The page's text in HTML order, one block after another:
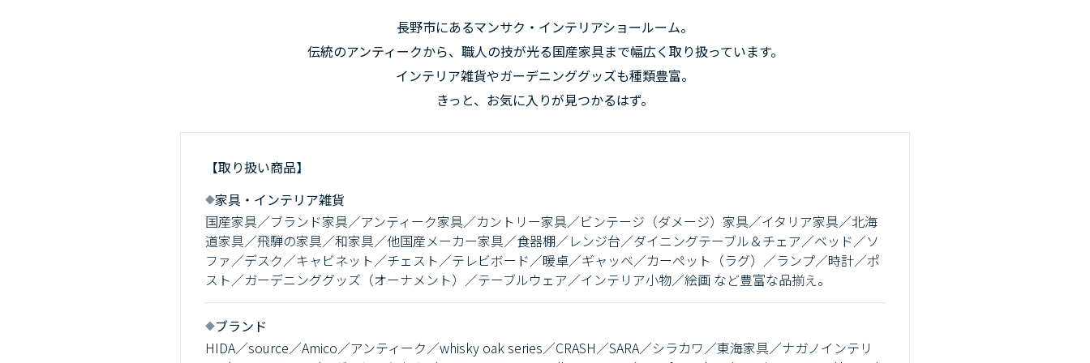
長野市にあるマンサク・インテリアショールーム。
伝統のアンティークから、職人の技が光る国産家具まで幅広く取り扱っています。
インテリア雑貨やガーデニンググッズも種類豊富。
きっと、お気に入りが見つかるはず。
【取り扱い商品】
家具・インテリア雑貨
国産家具／ブランド家具／アンティーク家具／カントリー家具／ビンテージ（ダメージ）家具／イタリア家具／北海
道家具／飛騨の家具／和家具／他国産メーカー家具／食器棚／レンジ台／ダイニングテーブル＆チェア／ベッド／ソ
ファ／デスク／キャビネット／チェスト／テレビボード／暖卓／ギャッベ／カーペット（ラグ）／ランプ／時計／ポ
スト／ガーデニンググッズ（オーナメント）／テーブルウェア／インテリア小物／絵画 など豊富な品揃え。
ブランド
HIDA／source／Amico／アンティーク／whisky oak series／CRASH／SARA／シラカワ／東海家具／ナガノインテリ